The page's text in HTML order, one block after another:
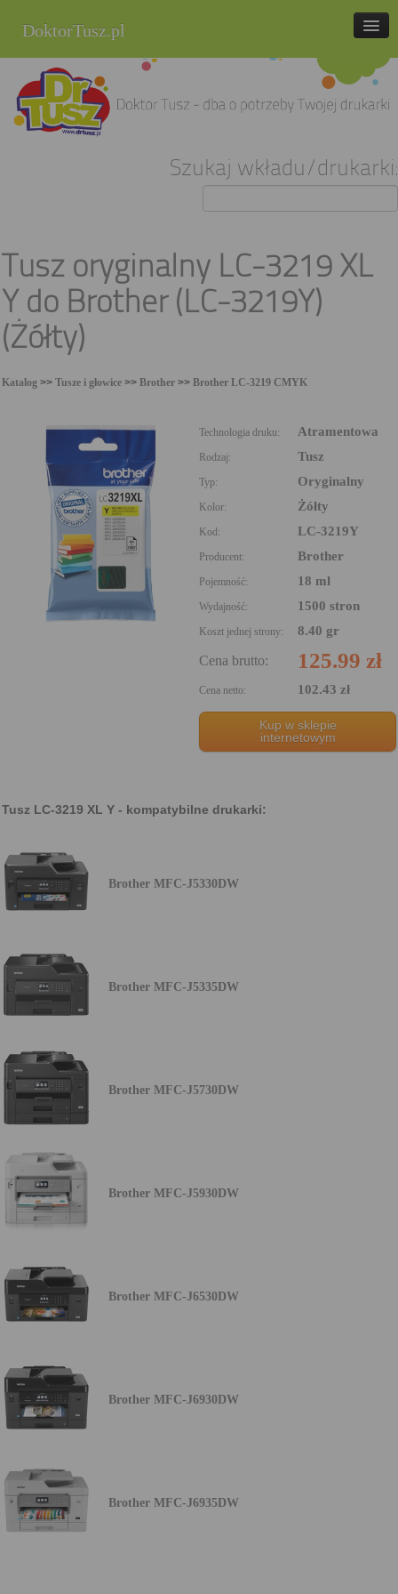
DoktorTusz.pl
tel. 857 337 337
Strona główna
Sklep internetowy
Szukaj wkładu/drukarki:
Tusz oryginalny LC-3219 XL
Y do Brother (LC-3219Y)
(Żółty)
Katalog >> Tusze i głowice >> Brother >> Brother LC-3219 CMYK
Technologia druku: Atramentowa
Rodzaj: Tusz
Typ: Oryginalny
Kolor: Żółty
Kod: LC-3219Y
Producent: Brother
Pojemność: 18 ml
Wydajność: 1500 stron
Koszt jednej strony: 8.40 gr
Cena brutto: 125.99 zł
Cena netto: 102.43 zł
Kup w sklepie
internetowym
Tusz LC-3219 XL Y - kompatybilne drukarki:
Brother MFC-J5330DW
Brother MFC-J5335DW
Brother MFC-J5730DW
Brother MFC-J5930DW
Brother MFC-J6530DW
Brother MFC-J6930DW
Brother MFC-J6935DW